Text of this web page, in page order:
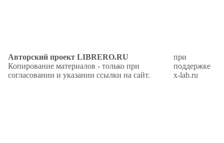
Авторский проект LIBRERO.RU
Копирование материалов - только при
согласовании и указании ссылки на сайт.
при
поддержке
x-lab.ru